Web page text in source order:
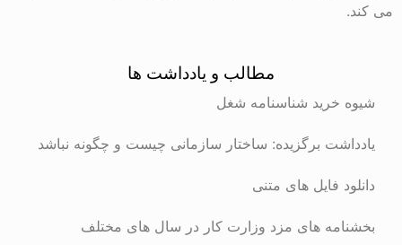
می کند.
مطالب و یادداشت ها
شیوه خرید شناسنامه شغل
یادداشت برگزیده: ساختار سازمانی چیست و چگونه نباشد
دانلود فایل های متنی
بخشنامه های مزد وزارت کار در سال های مختلف